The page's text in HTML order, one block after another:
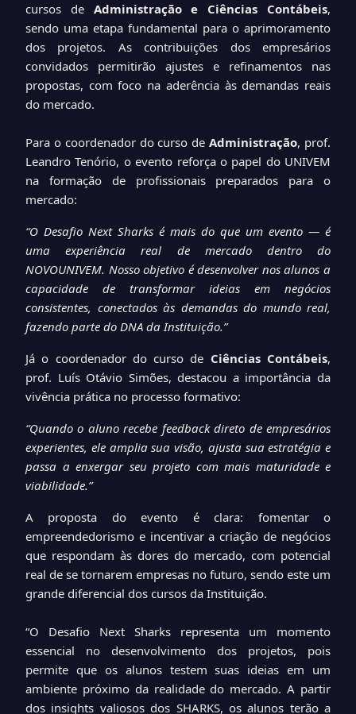
cursos de Administração e Ciências Contábeis,
sendo uma etapa fundamental para o aprimoramento
dos projetos. As contribuições dos empresários
convidados permitirão ajustes e refinamentos nas
propostas, com foco na aderência às demandas reais
do mercado.
Para o coordenador do curso deAdministração, prof.
Leandro Tenório, o evento reforça o papel do UNIVEM
na formação de profissionais preparados para o
mercado:
“O Desafio Next Sharks é mais do que um evento — é
uma experiência real de mercado dentro do
NOVOUNIVEM. Nosso objetivo é desenvolver nos alunos a
capacidade de transformar ideias em negócios
consistentes, conectados às demandas do mundo real,
fazendo parte do DNA da Instituição.”
Já o coordenador do curso de Ciências Contábeis,
prof. Luís Otávio Simões, destacou a importância da
vivência prática no processo formativo:
“Quando o aluno recebe feedback direto de empresários
experientes, ele amplia sua visão, ajusta sua estratégia e
passa a enxergar seu projeto com mais maturidade e
viabilidade.”
A proposta do evento é clara: fomentar o
empreendedorismo e incentivar a criação de negócios
que respondam às dores do mercado, com potencial
real de se tornarem empresas no futuro, sendo este um
grande diferencial dos cursos da Instituição.
“O Desafio Next Sharks representa um momento
essencial no desenvolvimento dos projetos, pois
permite que os alunos testem suas ideias em um
ambiente próximo da realidade do mercado. A partir
dos insights valiosos dos SHARKS, os alunos terão a